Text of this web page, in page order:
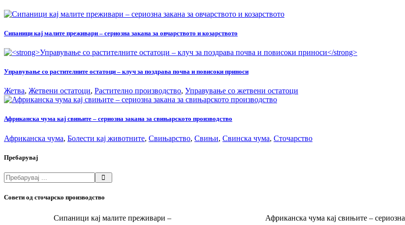
Сипаници кај малите преживари – сериозна закана за овчарството и козарството
Управување со растителните остатоци – клуч за поздрава почва и повисоки приноси
Жетва, Жетвени остатоци, Растително производство, Управување со жетвени остатоци
Африканска чума кај свињите – сериозна закана за свињарското производство
Африканска чума, Болести кај животните, Свињарство, Свињи, Свинска чума, Сточарство
Пребарувај
Совети од сточарско производство
Сипаници кај малите преживари –
Африканска чума кај свињите – сериозна